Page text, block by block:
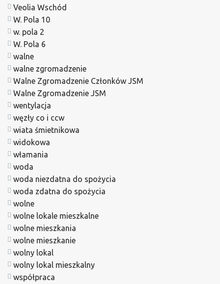
Veolia Wschód
W. Pola 10
w. pola 2
W. Pola 6
walne
walne zgromadzenie
Walne Zgromadzenie Członków JSM
Walne Zgromadzenie JSM
wentylacja
węzły co i ccw
wiata śmietnikowa
widokowa
włamania
woda
woda niezdatna do spożycia
woda zdatna do spożycia
wolne
wolne lokale mieszkalne
wolne mieszkania
wolne mieszkanie
wolny lokal
wolny lokal mieszkalny
współpraca